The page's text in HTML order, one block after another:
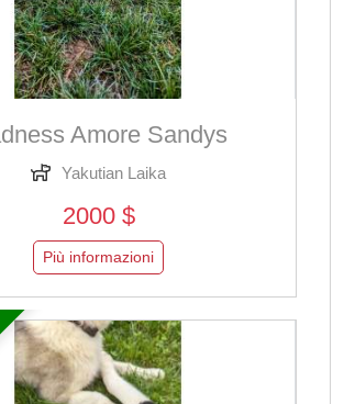
Amore Sandys
Yakutian Laika
2000 $
Più informazioni